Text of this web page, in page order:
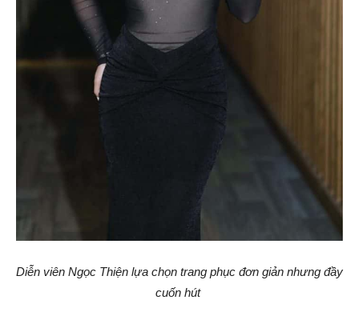
Diễn viên Ngọc Thiện lựa chọn trang phục đơn giản nhưng đầy
cuốn hút